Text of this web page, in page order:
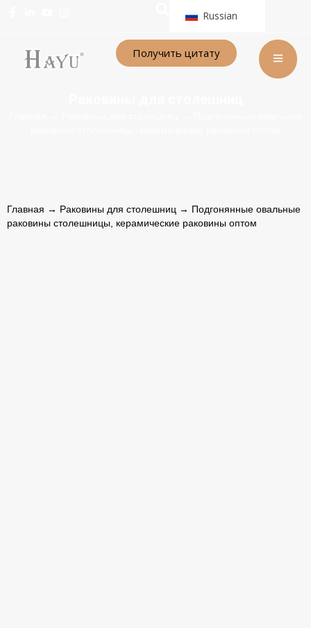
Russian
Получить цитату
Главная → Раковины для столешниц → Подгонянные овальные
раковины столешницы, керамические раковины оптом